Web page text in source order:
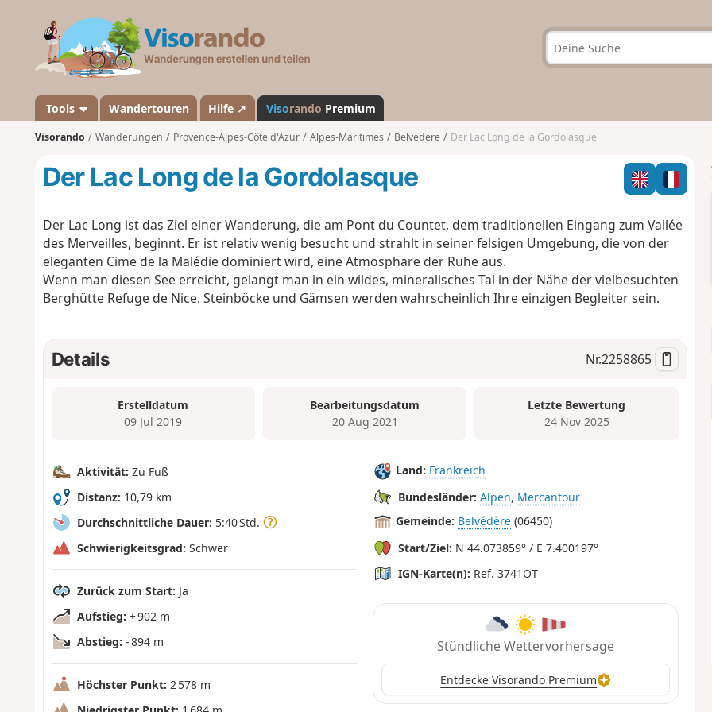
a
n
d
Tools Wandertouren Hilfe ↗ Visorando Premium
Visorando Wanderungen Provence-Alpes-Côte d'Azur Alpes-Maritimes Belvédère Der Lac Long de la Gordolasque
Der Lac Long de la Gordolasque
Der Lac Long ist das Ziel einer Wanderung, die am Pont du Countet, dem traditionellen Eingang zum Vallée
des Merveilles, beginnt. Er ist relativ wenig besucht und strahlt in seiner felsigen Umgebung, die von der
eleganten Cime de la Malédie dominiert wird, eine Atmosphäre der Ruhe aus.
Wenn man diesen See erreicht, gelangt man in ein wildes, mineralisches Tal in der Nähe der vielbesuchten
Berghütte Refuge de Nice. Steinböcke und Gämsen werden wahrscheinlich Ihre einzigen Begleiter sein.
Details Nr.2258865
Erstelldatum
09 Jul 2019
Bearbeitungsdatum
20 Aug 2021
Letzte Bewertung
24 Nov 2025
Aktivität: Zu Fuß
Distanz: 10,79 km
Durchschnittliche Dauer: 5:40 Std.
Schwierigkeitsgrad: Schwer
Zurück zum Start: Ja
Aufstieg: + 902 m
Abstieg: - 894 m
Höchster Punkt: 2 578 m
Land: Frankreich
Bundesländer: Alpen, Mercantour
Gemeinde: Belvédère (06450)
Start/Ziel: N 44.073859° / E 7.400197°
IGN-Karte(n): Ref. 3741OT
Stündliche Wettervorhersage
Entdecke Visorando Premium